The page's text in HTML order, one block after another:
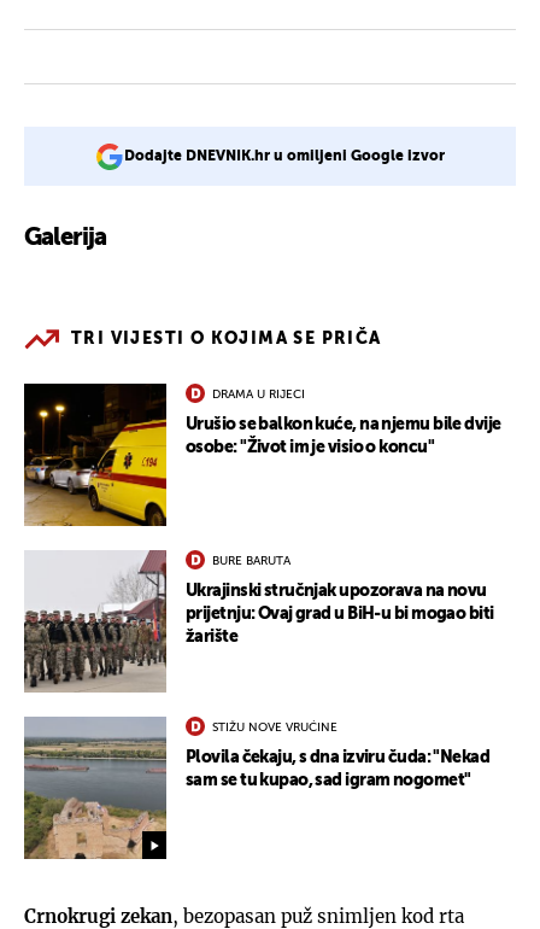
Dodajte DNEVNIK.hr u omiljeni Google izvor
Galerija
TRI VIJESTI O KOJIMA SE PRIČA
DRAMA U RIJECI
Urušio se balkon kuće, na njemu bile dvije
osobe: "Život im je visio o koncu"
BURE BARUTA
Ukrajinski stručnjak upozorava na novu
prijetnju: Ovaj grad u BiH-u bi mogao biti
žarište
STIŽU NOVE VRUĆINE
Plovila čekaju, s dna izviru čuda: "Nekad
sam se tu kupao, sad igram nogomet"
Crnokrugi zekan, bezopasan puž snimljen kod rta